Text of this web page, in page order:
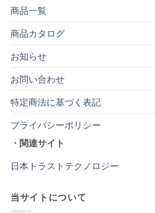
商品一覧
商品カタログ
お知らせ
お問い合わせ
特定商法に基づく表記
プライバシーポリシー
・関連サイト
日本トラストテクノロジー
当サイトについて